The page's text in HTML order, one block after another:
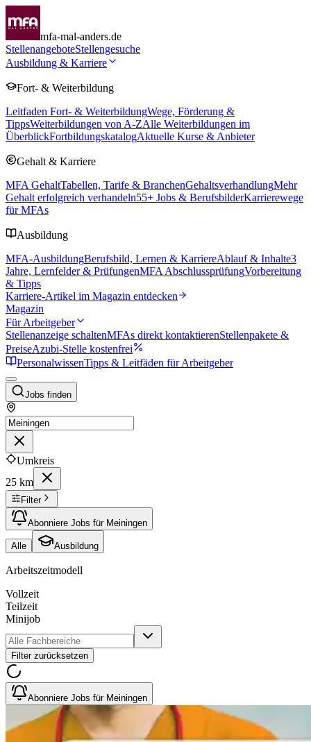
mfa-mal-anders.de
StellenangeboteStellengesuche
Ausbildung & Karriere
Fort- & Weiterbildung
Leitfaden Fort- & WeiterbildungWege, Förderung &
TippsWeiterbildungen von A-ZAlle Weiterbildungen im
ÜberblickFortbildungskatalogAktuelle Kurse & Anbieter
Gehalt & Karriere
MFA GehaltTabellen, Tarife & BranchenGehaltsverhandlungMehr
Gehalt erfolgreich verhandeln55+ Jobs & BerufsbilderKarrierewege
für MFAs
Ausbildung
MFA-AusbildungBerufsbild, Lernen & KarriereAblauf & Inhalte3
Jahre, Lernfelder & PrüfungenMFA AbschlussprüfungVorbereitung
& Tipps
Karriere-Artikel im Magazin entdecken
Magazin
Für Arbeitgeber
Stellenanzeige schaltenMFAs direkt kontaktierenStellenpakete &
PreiseAzubi-Stelle kostenfrei
PersonalwissenTipps & Leitfäden für Arbeitgeber
Jobs finden
Umkreis
25 km
Filter
Abonniere Jobs für Meiningen
Alle Ausbildung
Arbeitszeitmodell
Vollzeit
Teilzeit
Minijob
Filter zurücksetzen
Abonniere Jobs für Meiningen